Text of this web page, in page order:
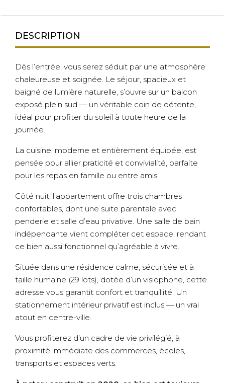
DESCRIPTION
Dès l’entrée, vous serez séduit par une atmosphère
chaleureuse et soignée. Le séjour, spacieux et
baigné de lumière naturelle, s’ouvre sur un balcon
exposé plein sud — un véritable coin de détente,
idéal pour profiter du soleil à toute heure de la
journée.
La cuisine, moderne et entièrement équipée, est
pensée pour allier praticité et convivialité, parfaite
pour les repas en famille ou entre amis.
Côté nuit, l’appartement offre trois chambres
confortables, dont une suite parentale avec
penderie et salle d’eau privative. Une salle de bain
indépendante vient compléter cet espace, rendant
ce bien aussi fonctionnel qu’agréable à vivre.
Située dans une résidence calme, sécurisée et à
taille humaine (29 lots), dotée d’un visiophone, cette
adresse vous garantit confort et tranquillité. Un
stationnement intérieur privatif est inclus — un vrai
atout en centre-ville.
Vous profiterez d’un cadre de vie privilégié, à
proximité immédiate des commerces, écoles,
transports et espaces verts.